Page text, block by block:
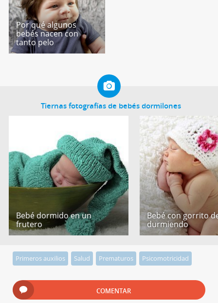
Por qué algunos
bebés nacen con
tanto pelo
Tiernas fotografías de bebés dormilones
Bebé dormido en un
frutero
Bebé con gorrito
durmiendo
Primeros auxilios Salud Prematuros Psicomotricidad
COMENTAR